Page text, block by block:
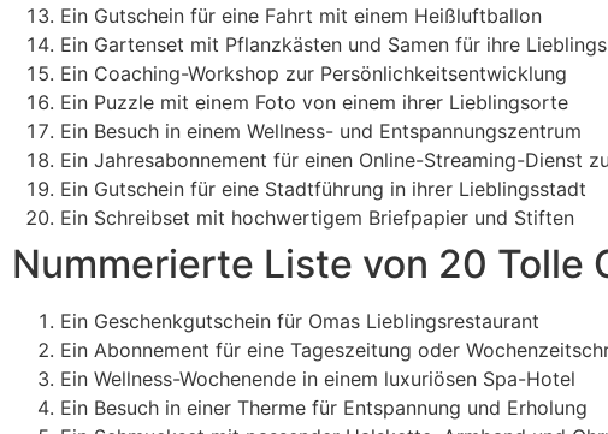
Ein Gutschein für eine Fahrt mit einem Heißluftballon
Ein Gartenset mit Pflanzkästen und Samen für ihre
Ein Coaching-Workshop zur Persönlichkeitsentwicklung
Ein Puzzle mit einem Foto von einem ihrer Lieblingsorte
Ein Besuch in einem Wellness- und Entspannungszentrum
Ein Jahresabonnement für einen Online-Streaming-Dienst
Ein Gutschein für eine Stadtführung in ihrer Lieblingsstadt
Ein Schreibset mit hochwertigem Briefpapier und Stiften
Nummerierte Liste von 20 Tolle
Ein Geschenkgutschein für Omas Lieblingsrestaurant
Ein Abonnement für eine Tageszeitung oder
Ein Wellness-Wochenende in einem luxuriösen Spa-Hotel
Ein Besuch in einer Therme für Entspannung und Erholung